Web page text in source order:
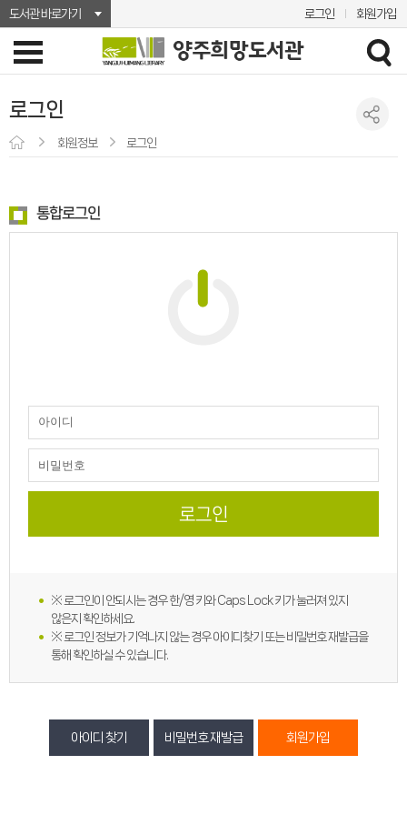
도서관 바로가기 로그인 회원가입
로그인
회원정보 로그인
통합로그인
※ 로그인이 안되시는 경우 한/영 키와 Caps Lock 키가 눌러져 있지
않은지 확인하세요.
※ 로그인 정보가 기억나지 않는 경우 아이디찾기 또는 비밀번호 재발급을
통해 확인하실 수 있습니다.
아이디 찾기 비밀번호 재발급 회원가입